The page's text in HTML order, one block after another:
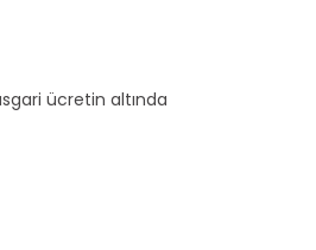
ücretin altında